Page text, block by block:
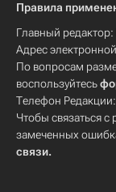
Правила
Главный редактор:
Адрес
По вопросам
воспользуйтесь
Телефон Редакции:
Чтобы связаться
замеченных
связи.